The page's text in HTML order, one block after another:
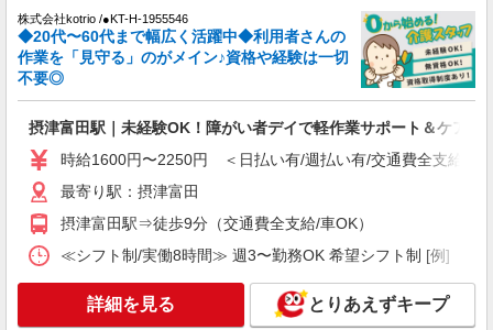
派遣社員
株式会社kotrio /●KT-H-1955378
高槻市駅｜未経験でも簡単！障がい者デイで軽
時給1600円〜2250円 ＜日払い有/週払い有/交
通費全支給(ガソリン代含む)＞
高槻市城北町付近 最寄り：高槻市駅
詳細を見る
派遣社員
株式会社kotrio /●KT-H-1991153
株式会社kotrio /●KT-H-1955546
◆20代〜60代まで幅広く活躍中◆利用者さんの
作業を「見守る」のがメイン♪資格や経験は一切
不要◎
摂津富田駅｜未経験OK！障がい者デイで軽作業サポート＆ケア
時給1600円〜2250円 ＜日払い有/週払い有/交通費全支給(ガ
最寄り駅：摂津富田
摂津富田駅⇒徒歩9分（交通費全支給/車OK）
≪シフト制/実働8時間≫ 週3〜勤務OK 希望シフト制 [例] ・
詳細を見る とりあえずキープ